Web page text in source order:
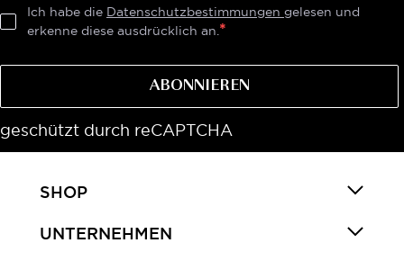
Ich habe die Datenschutzbestimmungen gelesen und
erkenne diese ausdrücklich an.
ABONNIEREN
geschützt durch reCAPTCHA
SHOP
UNTERNEHMEN